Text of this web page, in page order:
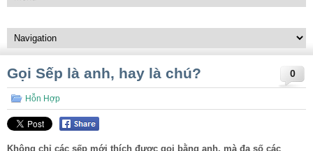
0
Gọi Sếp là anh, hay là chú?
Hỗn Hợp
Không chỉ các sếp mới thích được gọi bằng anh, mà đa số các